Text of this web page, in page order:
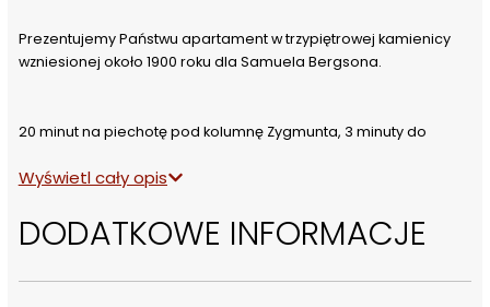
Prezentujemy Państwu apartament w trzypiętrowej kamienicy
20 minut na piechotę pod kolumnę Zygmunta, 3 minuty do
Apartament z księgę wieczystą, pełna własność.
Wyświetl cały opis
DODATKOWE INFORMACJE